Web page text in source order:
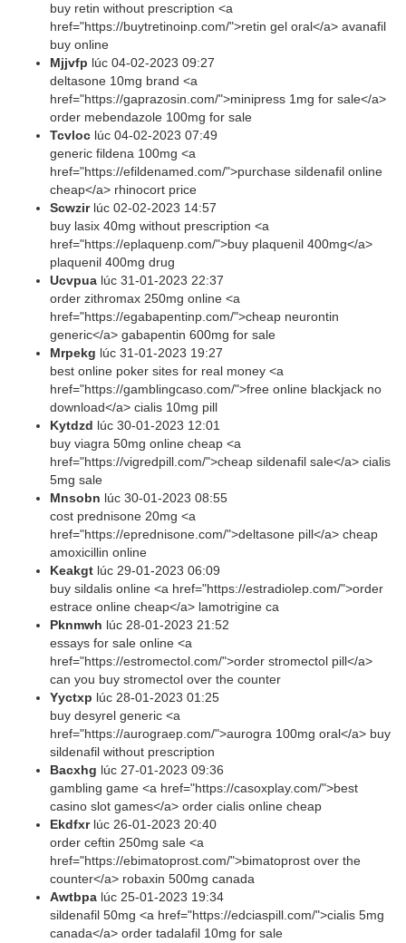
buy retin without prescription <a
href="https://buytretinoinp.com/">retin gel oral</a> avanafil
buy online
Mjjvfp lúc 04-02-2023 09:27
deltasone 10mg brand <a
href="https://gaprazosin.com/">minipress 1mg for sale</a>
order mebendazole 100mg for sale
Tcvloc lúc 04-02-2023 07:49
generic fildena 100mg <a
href="https://efildenamed.com/">purchase sildenafil online
cheap</a> rhinocort price
Scwzirlúc 02-02-2023 14:57
buy lasix 40mg without prescription <a
href="https://eplaquenp.com/">buy plaquenil 400mg</a>
plaquenil 400mg drug
Ucvpua lúc 31-01-2023 22:37
order zithromax 250mg online <a
href="https://egabapentinp.com/">cheap neurontin
generic</a> gabapentin 600mg for sale
Mrpekg lúc 31-01-2023 19:27
best online poker sites for real money <a
href="https://gamblingcaso.com/">free online blackjack no
download</a> cialis 10mg pill
Kytdzd lúc 30-01-2023 12:01
buy viagra 50mg online cheap <a
href="https://vigredpill.com/">cheap sildenafil sale</a> cialis
5mg sale
Mnsobn lúc 30-01-2023 08:55
cost prednisone 20mg <a
href="https://eprednisone.com/">deltasone pill</a> cheap
amoxicillin online
Keakgt lúc 29-01-2023 06:09
buy sildalis online <a href="https://estradiolep.com/">order
estrace online cheap</a> lamotrigine ca
Pknmwh lúc 28-01-2023 21:52
essays for sale online <a
href="https://estromectol.com/">order stromectol pill</a>
can you buy stromectol over the counter
Yyctxp lúc 28-01-2023 01:25
buy desyrel generic <a
href="https://aurograep.com/">aurogra 100mg oral</a> buy
sildenafil without prescription
Bacxhg lúc 27-01-2023 09:36
gambling game <a href="https://casoxplay.com/">best
casino slot games</a> order cialis online cheap
Ekdfxrlúc 26-01-2023 20:40
order ceftin 250mg sale <a
href="https://ebimatoprost.com/">bimatoprost over the
counter</a> robaxin 500mg canada
Awtbpa lúc 25-01-2023 19:34
sildenafil 50mg <a href="https://edciaspill.com/">cialis 5mg
canada</a> order tadalafil 10mg for sale